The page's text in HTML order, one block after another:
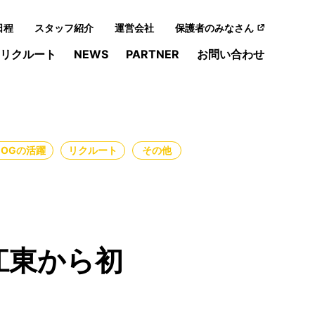
程 スタッフ紹介 運営会社 保護者のみなさん
リクルート NEWS PARTNER お問い合わせ
の活躍 リクルート その他
東から初